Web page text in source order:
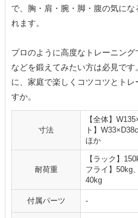
で、胸・肩・腕・脚・腹の気に
れます。
プロのように高度なトレーニン
などを鍛えてみたい方は必見で
に、家庭で楽しくコツコツとト
すか。
寸法
【全体】
ト】
ほか
耐荷重
【ラック】
フライ】50kg
40kg
付属パーツ ‐